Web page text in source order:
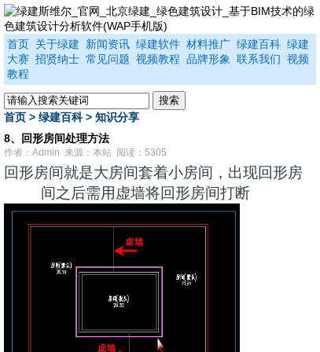
首页 关于绿建 新闻资讯 绿建软件 材料推广 绿建百科 绿建
大赛 招贤纳士 常见问题 视频教程 品牌形象 联系我们 视频
教程
首页 > 绿建百科> 知识分享
8、回形房间处理方法
作者：Admin 来源：本站 阅读：5305
回形房间就是大房间套着小房间，出现回形房
间之后需用虚墙将回形房间打断